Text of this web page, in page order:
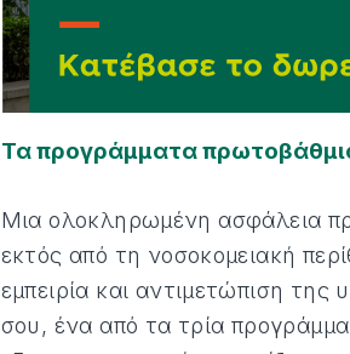
Τα προγράμματα
Μια ολοκληρωμένη ασφάλεια
εκτός από τη νοσοκομειακή
εμπειρία και αντιμετώπιση της
σου, ένα από τα τρία